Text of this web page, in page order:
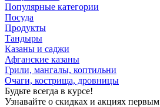
Популярные категории
Посуда
Продукты
Тандыры
Казаны и саджи
Афганские казаны
Грили, мангалы, коптильни
Очаги, кострища, дровницы
Будьте всегда в курсе!
Узнавайте о скидках и акциях первым